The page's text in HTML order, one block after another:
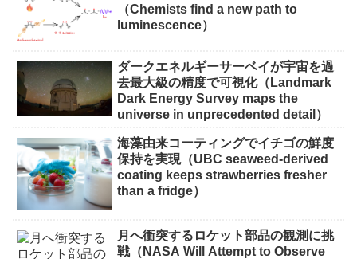
（Chemists find a new path to
luminescence）
ダークエネルギーサーベイが宇宙を過
去最大級の精度で可視化（Landmark
Dark Energy Survey maps the
universe in unprecedented detail）
海藻由来コーティングでイチゴの鮮度
保持を実現（UBC seaweed-derived
coating keeps strawberries fresher
than a fridge）
月へ衝突するロケット部品の観測に挑
戦（NASA Will Attempt to Observe